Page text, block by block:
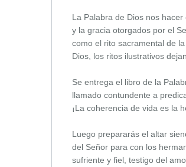
La Palabra de Dios nos
y la gracia otorgados por el
como el rito sacramental de
Dios, los ritos ilustrativos
Se entrega el libro de la
llamado contundente a
¡La coherencia de vida es la
Luego prepararás el altar
del Señor para con los
sufriente y fiel, testigo del